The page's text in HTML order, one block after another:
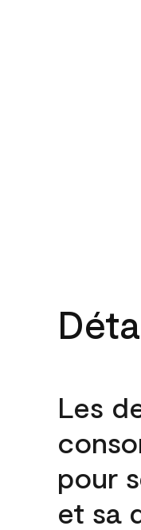
Les
pour
et sa